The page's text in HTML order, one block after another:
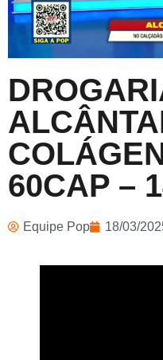
60CAP –
Equipe Pop 18/03/